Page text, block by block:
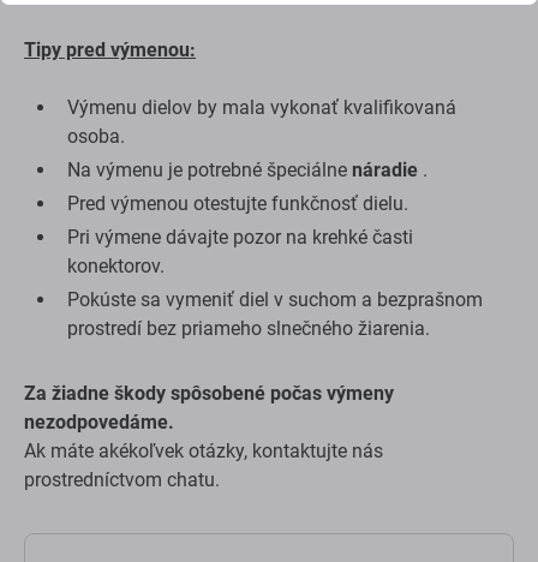
Tipy pred výmenou:
Výmenu dielov by mala vykonať kvalifikovaná
osoba.
Na výmenu je potrebné špeciálne náradie .
Pred výmenou otestujte funkčnosť dielu.
Pri výmene dávajte pozor na krehké časti
konektorov.
Pokúste sa vymeniť diel v suchom a bezprašnom
prostredí bez priameho slnečného žiarenia.
Za žiadne škody spôsobené počas výmeny
nezodpovedáme.
Ak máte akékoľvek otázky, kontaktujte nás
prostredníctvom chatu.